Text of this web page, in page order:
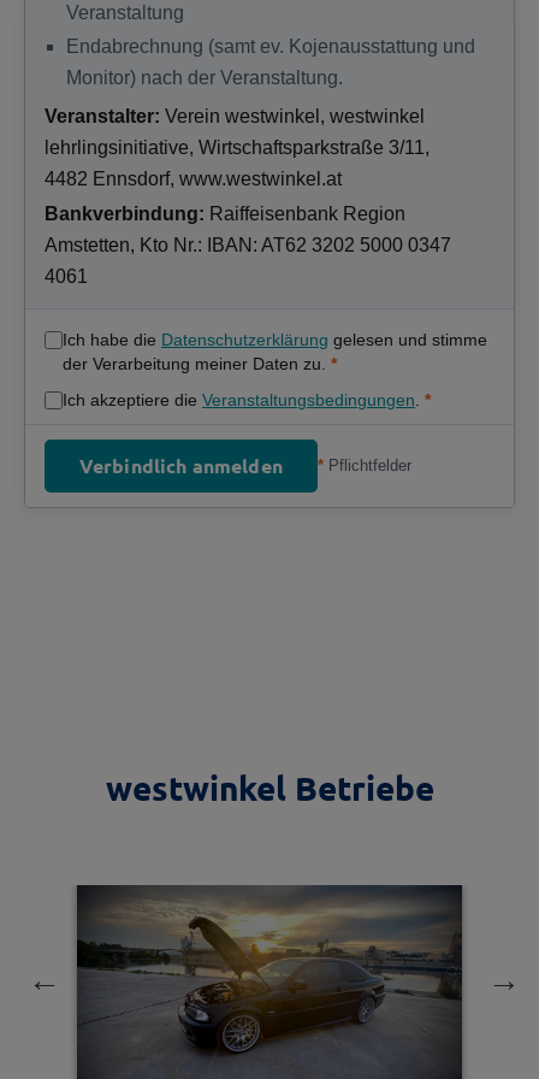
Veranstaltung
Endabrechnung (samt ev. Kojenausstattung und
Monitor) nach der Veranstaltung.
Veranstalter: Verein westwinkel, westwinkel
lehrlingsinitiative, Wirtschaftsparkstraße 3/11,
4482 Ennsdorf, www.westwinkel.at
Bankverbindung: Raiffeisenbank Region
Amstetten, Kto Nr.: IBAN: AT62 3202 5000 0347
4061
Ich habe die Datenschutzerklärung gelesen und stimme
der Verarbeitung meiner Daten zu. *
Ich akzeptiere die Veranstaltungsbedingungen *
Verbindlich anmelden *Pflichtfelder
westwinkel Betriebe